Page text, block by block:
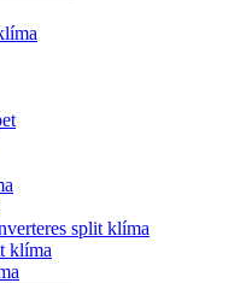
split klíma
klíma